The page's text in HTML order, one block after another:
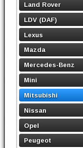
Land Rover
LDV (DAF)
Lexus
Mazda
Mercedes-Benz
Mini
Mitsubishi
Nissan
Opel
Peugeot